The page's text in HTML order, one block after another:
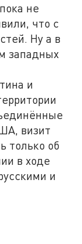
не
что с
Ну а в
западных
и
визит
только об
в ходе
и